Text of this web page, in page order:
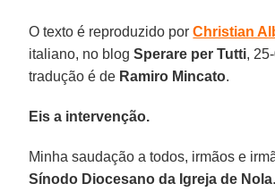
O texto é reproduzido porChristian
italiano, no blogSperare per Tutti,
tradução é de Ramiro Mincato.
Eis a intervenção.
Minha saudação a todos, irmãos e
Sínodo Diocesano da Igreja de Nola